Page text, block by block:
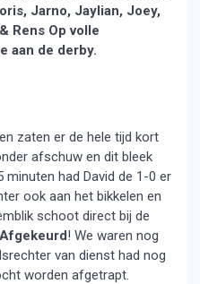
Jarno, Jaylian, Joey,
Rens Op volle
aan de derby.
zaten er de hele tijd kort
afschuw en dit bleek
minuten had David de 1-0 er
ook aan het bikkelen en
schoot direct bij de
Afgekeurd! We waren nog
van dienst had nog
worden afgetrapt.